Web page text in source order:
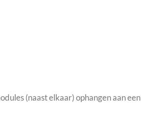
(naast elkaar) ophangen aan